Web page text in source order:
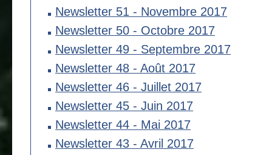
Newsletter 51 - Novembre 2017
Newsletter 50 - Octobre 2017
Newsletter 49 - Septembre 2017
Newsletter 48 - Août 2017
Newsletter 46 - Juillet 2017
Newsletter 45 - Juin 2017
Newsletter 44 - Mai 2017
Newsletter 43 - Avril 2017